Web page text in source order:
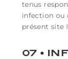
tenus
infection ou
présent site
07 •